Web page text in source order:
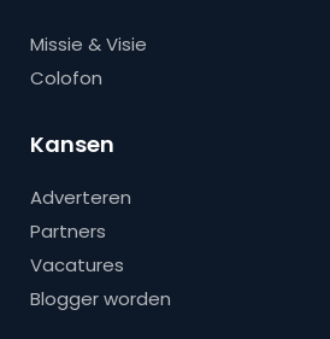
Missie & Visie
Colofon
Kansen
Adverteren
Partners
Vacatures
Blogger worden